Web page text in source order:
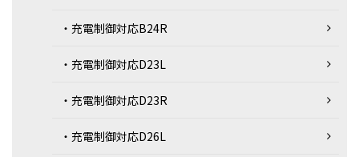
・充電制御対応B24R
・充電制御対応D23L
・充電制御対応D23R
・充電制御対応D26L